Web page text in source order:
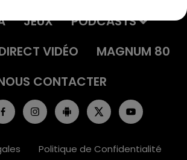
JEUX
PODCASTS
VIDÉO
MAGNUM 80
CONTACTER
Politique de Confidentialité